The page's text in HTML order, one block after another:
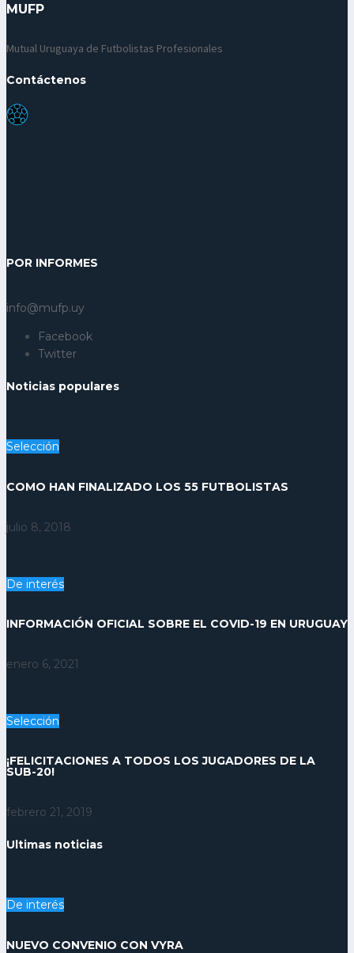
MUFP
Mutual Uruguaya de Futbolistas Profesionales
Contáctenos
POR INFORMES
info@mufp.uy
Facebook
Twitter
Noticias populares
Selección
COMO HAN FINALIZADO LOS 55 FUTBOLISTAS
julio 8, 2018
De interés
INFORMACIÓN OFICIAL SOBRE EL COVID-19 EN URUGUAY
enero 6, 2021
Selección
¡FELICITACIONES A TODOS LOS JUGADORES DE LA
SUB-20!
febrero 21, 2019
Ultimas noticias
De interés
NUEVO CONVENIO CON VYRA